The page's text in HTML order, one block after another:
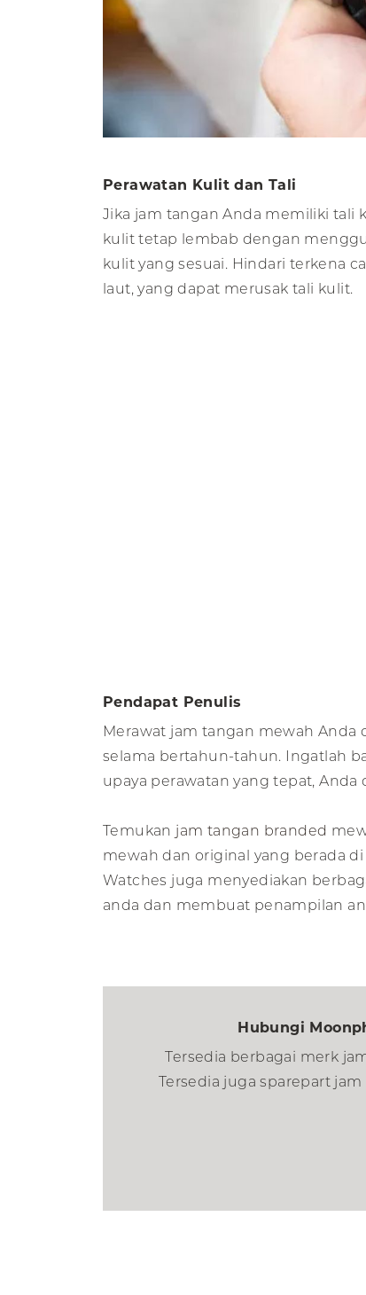
Perawatan Kulit dan Tali
Jika jam tangan Anda memiliki tali
kulit tetap lembab dengan
kulit yang sesuai. Hindari terkena
laut, yang dapat merusak tali kulit.
Pendapat Penulis
Merawat jam tangan mewah
selama bertahun-tahun. Ingatlah
upaya perawatan yang tepat,
Temukan jam tangan branded
mewah dan original yang berada
Watches juga menyediakan
anda dan membuat penampilan
Hubungi
Tersedia berbagai merk
Tersedia juga sparepart